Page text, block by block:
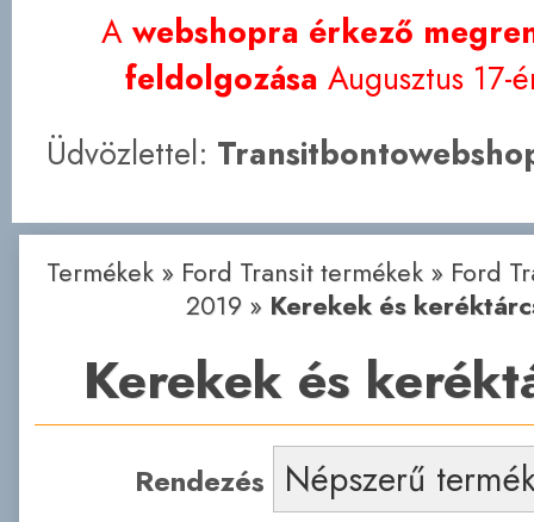
A webshopra érkező
feldolgozása Augusztus 17-
Üdvözlettel:
Termékek » Ford Transit termékek » Ford
2019» Kerekek és
Kerekek és
Rendezés